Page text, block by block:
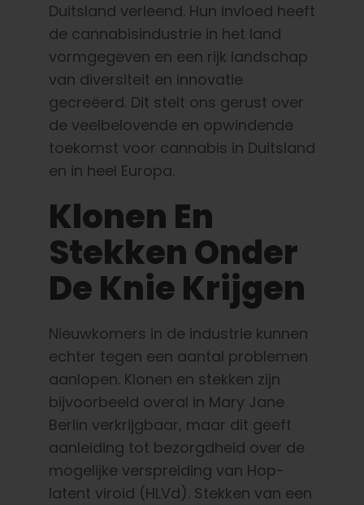
Duitsland verleend. Hun invloed heeft
de cannabisindustrie in het land
vormgegeven en een rijk landschap
van diversiteit en innovatie
gecreëerd. Dit stelt ons gerust over
de veelbelovende en opwindende
toekomst voor cannabis in Duitsland
en in heel Europa.
Klonen En
Stekken Onder
De Knie Krijgen
Nieuwkomers in de industrie kunnen
echter tegen een aantal problemen
aanlopen. Klonen en stekken zijn
bijvoorbeeld overal in Mary Jane
Berlin verkrijgbaar, maar dit geeft
aanleiding tot bezorgdheid over de
mogelijke verspreiding van Hop-
latent viroid (HLVd). Stekken van een